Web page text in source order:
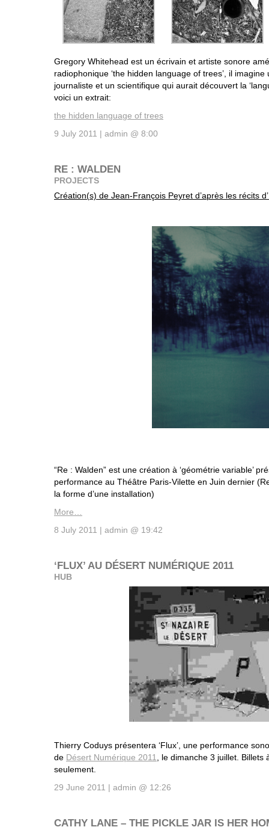
Gregory Whitehead est un écrivain et artiste sonore
radiophonique ‘the hidden language of trees’, il
journaliste et un scientifique qui aurait découvert la
voici un extrait:
the hidden language of trees
9 July 2011 | admin @ 8:00
RE : WALDEN
PROJECTS
Création(s) de Jean-François Peyret d’après les récits
“Re : Walden” est une création à ‘géométrie variable’
performance au Théâtre Paris-Vilette en Juin dernier
la forme d’une installation)
More…
8 July 2011 | admin @ 19:42
‘FLUX’ AU DÉSERT NUMÉRIQUE 2011
HUB
Thierry Coduys présentera ‘Flux’, une performance
de Désert Numérique 2011, le dimanche 3 juillet. Billets
seulement.
29 June 2011 | admin @ 12:26
CATHY LANE – THE PICKLE JAR IS HER